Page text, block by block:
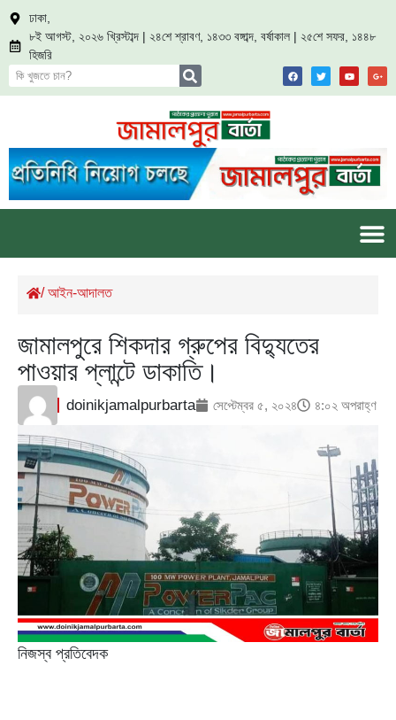
ঢাকা,
৮ই আগস্ট, ২০২৬ খ্রিস্টাব্দ | ২৪শে শ্রাবণ, ১৪৩৩ বঙ্গাব্দ, বর্ষাকাল | ২৫শে সফর, ১৪৪৮
হিজরি
/আইন-আদালত
জামালপুরে শিকদার গ্রুপের বিদ্যুতের
পাওয়ার প্লান্টে ডাকাতি।
doinikjamalpurbarta সেপ্টেম্বর ৫, ২০২৪ ৪:০২ অপরাহ্ণ
নিজস্ব প্রতিবেদক